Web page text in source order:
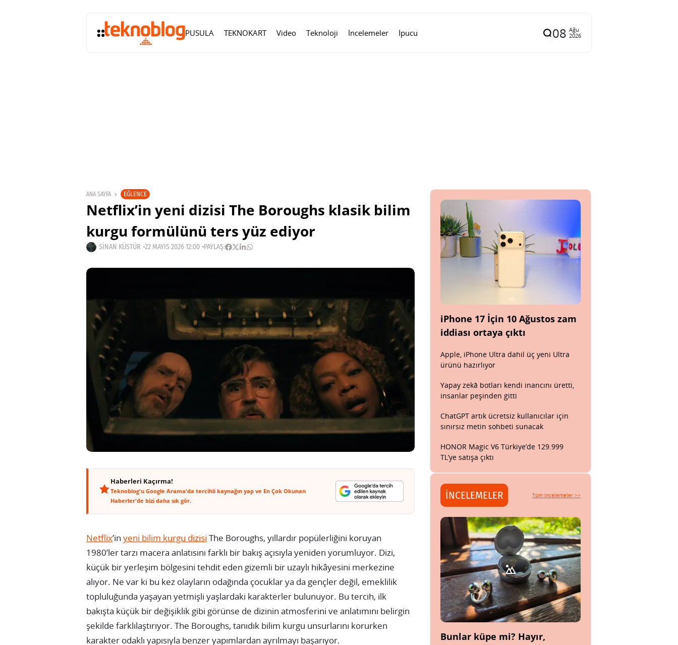
PUSULA TEKNOKART Video Teknoloji İncelemeler İpucu 08 Ağu
2026
ANA SAYFA EĞLENCE
Netflix’in yeni dizisi The Boroughs klasik bilim
kurgu formülünü ters yüz ediyor
SINAN KÜSTÜR 22 MAYIS 2026 12:00 PAYLAŞ:
Haberleri Kaçırma!
Teknoblog'u Google Arama'da tercihli kaynağın yap ve En Çok Okunan
Haberler'de bizi daha sık gör.
Netflix’in yeni bilim kurgu dizisi The Boroughs, yıllardır popülerliğini koruyan
1980’ler tarzı macera anlatısını farklı bir bakış açısıyla yeniden yorumluyor. Dizi,
küçük bir yerleşim bölgesini tehdit eden gizemli bir uzaylı hikâyesini merkezine
alıyor. Ne var ki bu kez olayların odağında çocuklar ya da gençler değil, emeklilik
topluluğunda yaşayan yetmişli yaşlardaki karakterler bulunuyor. Bu tercih, ilk
bakışta küçük bir değişiklik gibi görünse de dizinin atmosferini ve anlatımını belirgin
şekilde farklılaştırıyor. The Boroughs, tanıdık bilim kurgu unsurlarını korurken
karakter odaklı yapısıyla benzer yapımlardan ayrılmayı başarıyor.
iPhone 17 İçin 10 Ağustos zam
iddiası ortaya çıktı
Apple, iPhone Ultra dahil üç yeni Ultra
ürünü hazırlıyor
Yapay zekâ botları kendi inancını üretti,
insanlar peşinden gitti
ChatGPT artık ücretsiz kullanıcılar için
sınırsız metin sohbeti sunacak
HONOR Magic V6 Türkiye’de 129.999
TL’ye satışa çıktı
İNCELEMELER Tüm incelemeler >>
Bunlar küpe mi? Hayır,